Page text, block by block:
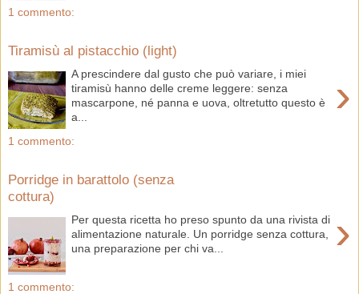
1 commento:
Tiramisù al pistacchio (light)
›
A prescindere dal gusto che può variare, i miei
tiramisù hanno delle creme leggere: senza
mascarpone, né panna e uova, oltretutto questo è
a...
1 commento:
Porridge in barattolo (senza
cottura)
›
Per questa ricetta ho preso spunto da una rivista di
alimentazione naturale. Un porridge senza cottura,
una preparazione per chi va...
1 commento: